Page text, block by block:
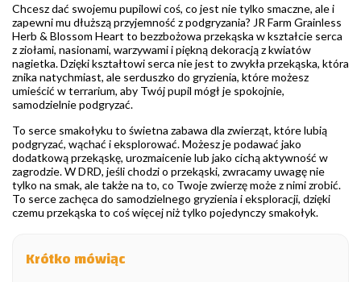
Chcesz dać swojemu pupilowi coś, co jest nie tylko smaczne, ale i
zapewni mu dłuższą przyjemność z podgryzania? JR Farm Grainless
Herb & Blossom Heart to bezzbożowa przekąska w kształcie serca
z ziołami, nasionami, warzywami i piękną dekoracją z kwiatów
nagietka. Dzięki kształtowi serca nie jest to zwykła przekąska, która
znika natychmiast, ale serduszko do gryzienia, które możesz
umieścić w terrarium, aby Twój pupil mógł je spokojnie,
samodzielnie podgryzać.
To serce smakołyku to świetna zabawa dla zwierząt, które lubią
podgryzać, wąchać i eksplorować. Możesz je podawać jako
dodatkową przekąskę, urozmaicenie lub jako cichą aktywność w
zagrodzie. W DRD, jeśli chodzi o przekąski, zwracamy uwagę nie
tylko na smak, ale także na to, co Twoje zwierzę może z nimi zrobić.
To serce zachęca do samodzielnego gryzienia i eksploracji, dzięki
czemu przekąska to coś więcej niż tylko pojedynczy smakołyk.
Krótko mówiąc